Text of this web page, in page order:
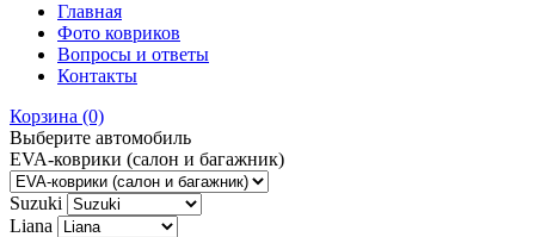
Главная
Фото ковриков
Вопросы и ответы
Контакты
Корзина (0)
Выберите автомобиль
EVA-коврики (салон и багажник)
Suzuki
Liana